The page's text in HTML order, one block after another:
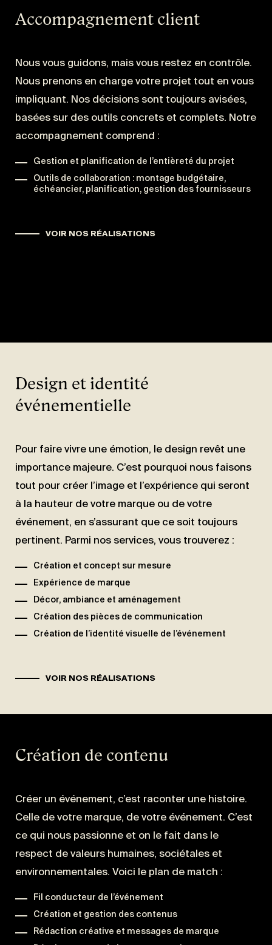
Accompagnement client
Nous vous guidons, mais vous restez en contrôle.
Nous prenons en charge votre projet tout en vous
impliquant. Nos décisions sont toujours avisées,
basées sur des outils concrets et complets. Notre
accompagnement comprend :
Gestion et planification de l’entièreté du projet
Outils de collaboration : montage budgétaire,
échéancier, planification, gestion des fournisseurs
VOIR NOS RÉALISATIONS
Design et identité
événementielle
Pour faire vivre une émotion, le design revêt une
importance majeure. C’est pourquoi nous faisons
tout pour créer l’image et l’expérience qui seront
à la hauteur de votre marque ou de votre
événement, en s’assurant que ce soit toujours
pertinent. Parmi nos services, vous trouverez :
Création et concept sur mesure
Expérience de marque
Décor, ambiance et aménagement
Création des pièces de communication
Création de l’identité visuelle de l’événement
VOIR NOS RÉALISATIONS
Création de contenu
Créer un événement, c’est raconter une histoire.
Celle de votre marque, de votre événement. C’est
ce qui nous passionne et on le fait dans le
respect de valeurs humaines, sociétales et
environnementales. Voici le plan de match :
Fil conducteur de l’événement
Création et gestion des contenus
Rédaction créative et messages de marque